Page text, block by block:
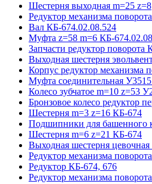
Шестерня выходная m=25 z=8
Редуктор механизма
Вал КБ-674.02.08.524
Муфта z=58 m=6 КБ-
Запчасти редуктор поворота
Выходная шестерня
Корпус редуктор механизма
Муфта соединительная У3515
Колесо зубчатое m=10 z=53
Бронзовое колесо редуктор
Шестерня m=3 z=16 КБ-674
Подшипники для башенного
Шестерня m=6 z=21 КБ-674
Выходная шестерня
Редуктор механизма
Редуктор КБ-674, 676
Редуктор механизма